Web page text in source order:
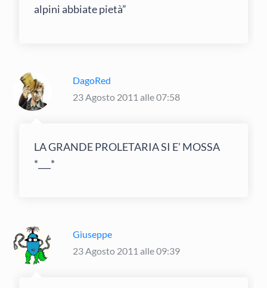
alpini abbiate pietà”
DagoRed
23 Agosto 2011 alle 07:58
LA GRANDE PROLETARIA SI E’ MOSSA
*___*
Giuseppe
23 Agosto 2011 alle 09:39